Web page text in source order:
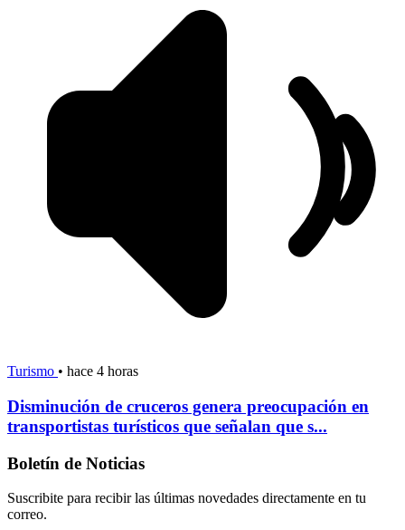
Turismo • hace 4 horas
Disminución de cruceros genera preocupación en
transportistas turísticos que señalan que s...
Boletín de Noticias
Suscribite para recibir las últimas novedades directamente en tu
correo.